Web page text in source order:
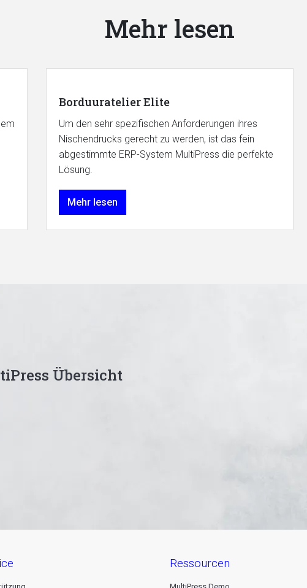
Mehr lesen
Borduuratelier Elite
Um den sehr spezifischen Anforderungen ihres
Nischendrucks gerecht zu werden, ist das fein
abgestimmte ERP-System MultiPress die perfekte
Lösung.
Mehr lesen
Übersicht
ressourcen